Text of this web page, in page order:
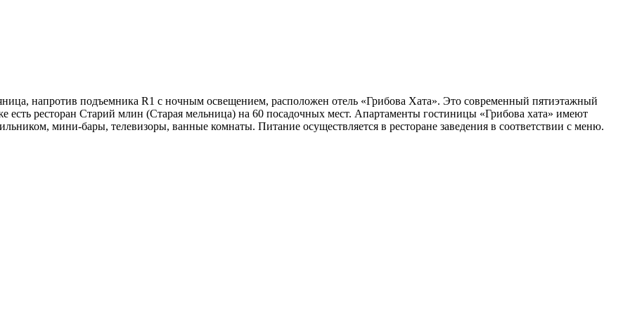
напротив подъемника R1 с ночным освещением, расположен отель «Грибова Хата». Это современный пятиэтажный
есть ресторан Старий млин (Старая мельница) на 60 посадочных мест. Апартаменты гостиницы «Грибова хата» имеют
мини-бары, телевизоры, ванные комнаты. Питание осуществляется в ресторане заведения в соответствии с меню.